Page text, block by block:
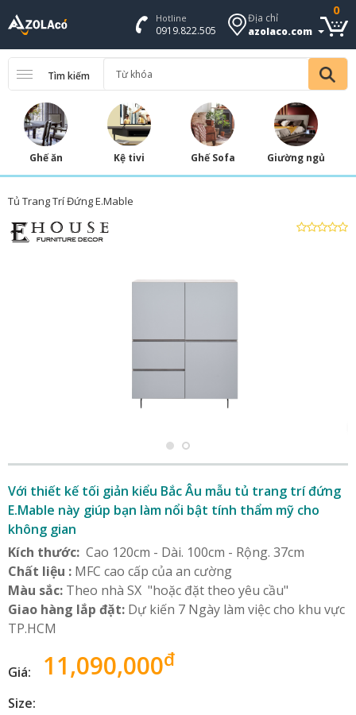
Hotline
0919.822.505
Địa chỉ
azolaco.com
0
Tìm kiếm
Ghế ăn Kệ tivi Ghế Sofa Giường ngủ
Tủ Trang Trí Đứng E.Mable
Với thiết kế tối giản kiểu Bắc Âu mẫu tủ trang trí đứng
E.Mable này giúp bạn làm nổi bật tính thẩm mỹ cho
không gian
Kích thước: Cao 120cm - Dài. 100cm - Rộng. 37cm
Chất liệu : MFC cao cấp của an cường
Màu sắc: Theo nhà SX "hoặc đặt theo yêu cầu"
Giao hàng lắp đặt: Dự kiến 7 Ngày làm việc cho khu vực
TP.HCM
Giá: 11,090,000đ
Size: